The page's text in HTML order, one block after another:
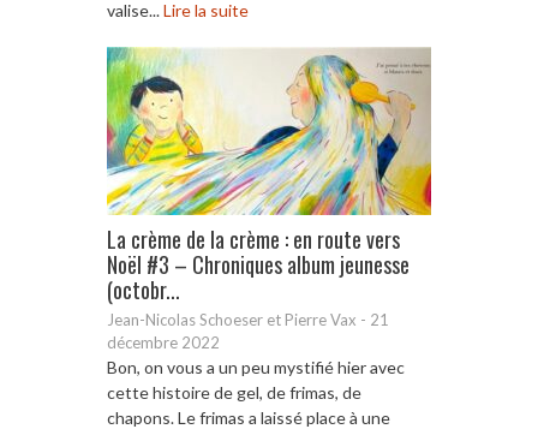
valise...Lire la suite
La crème de la crème : en route vers
Noël #3 – Chroniques album jeunesse
(octobr...
Jean-Nicolas Schoeser et Pierre Vax - 21
décembre 2022
Bon, on vous a un peu mystifié hier avec
cette histoire de gel, de frimas, de
chapons. Le frimas a laissé place à une